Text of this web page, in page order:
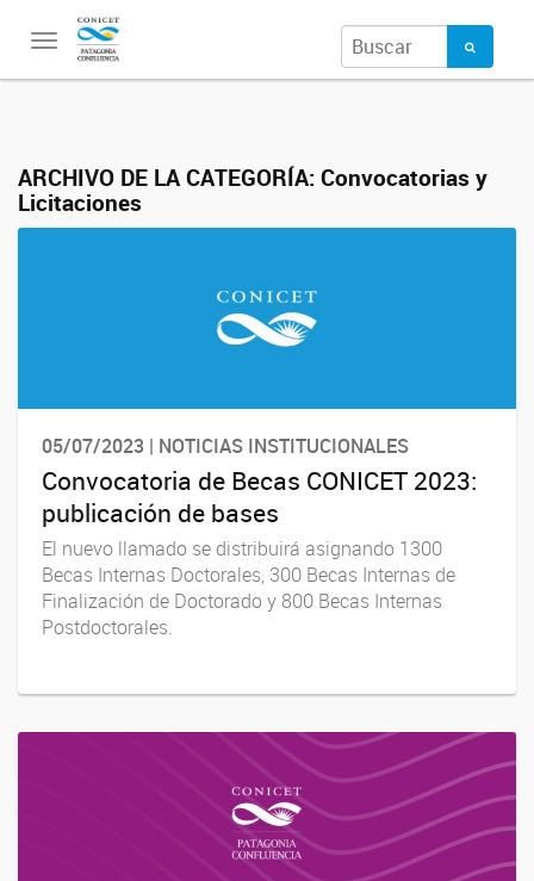
Toggle
navigation
ARCHIVO DE LA CATEGORÍA: Convocatorias y
Licitaciones
05/07/2023 | NOTICIAS INSTITUCIONALES
Convocatoria de Becas CONICET 2023:
publicación de bases
El nuevo llamado se distribuirá asignando 1300
Becas Internas Doctorales, 300 Becas Internas de
Finalización de Doctorado y 800 Becas Internas
Postdoctorales.